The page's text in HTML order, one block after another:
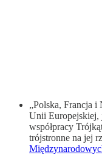
„Polska, Francja i
Unii Europejskiej,
współpracy
trójstronne na jej